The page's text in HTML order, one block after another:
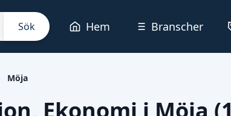
Sök Hem Branscher
Möja